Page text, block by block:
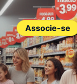
Associe-se